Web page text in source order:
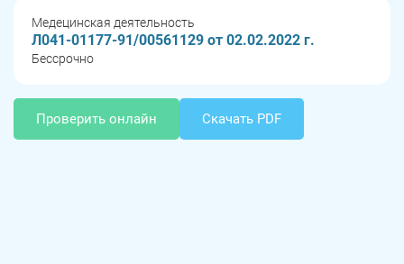
Медецинская деятельность
Л041-01177-91/00561129 от 02.02.2022 г.
Бессрочно
Проверить онлайн Скачать PDF